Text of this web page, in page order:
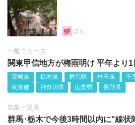
ぼえ
一般ニュース
関東甲信地方が梅雨明け 平年より
茨城県 栃木県 群馬県 埼玉県
千
東京都
神奈川県 山梨県 長野県
気象・災害
群馬･栃木で今後3時間以内に"線状